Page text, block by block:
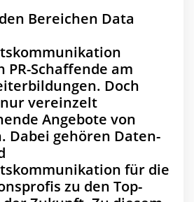
Bereichen Data
PR-Schaffende am
Doch
vereinzelt
Angebote von
Dabei gehören Daten-
für die
zu den Top-